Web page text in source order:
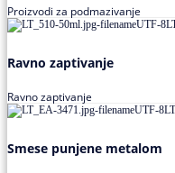
Proizvodi za podmazivanje
Ravno zaptivanje
Ravno zaptivanje
Smese punjene metalom